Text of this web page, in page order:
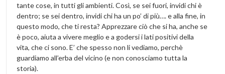
tante cose, in tutti gli ambienti. Così, se sei fuori, invidi chi è
dentro; se sei dentro, invidi chi ha un po’ di più…. e alla fine, in
questo modo, che ti resta? Apprezzare ciò che si ha, anche se
è poco, aiuta a vivere meglio e a godersi i lati positivi della
vita, che ci sono. E’ che spesso non li vediamo, perchè
guardiamo all’erba del vicino (e non conosciamo tutta la
storia).